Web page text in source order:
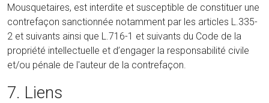
Mousquetaires, est interdite et susceptible de constituer une
contrefaçon sanctionnée notamment par les articles L.335-
2 et suivants ainsi que L.716-1 et suivants du Code de la
propriété intellectuelle et d’engager la responsabilité civile
et/ou pénale de l'auteur de la contrefaçon.
7. Liens